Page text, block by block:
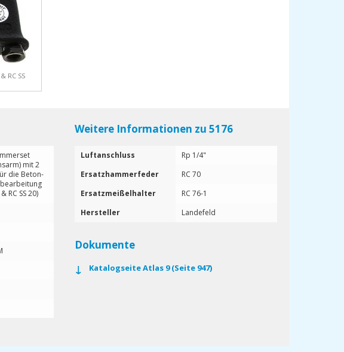
RC SS
mit 2
die Beton-
RC SS 20)
Weitere Informationen zu 5176
Luftanschluss
Rp 1/4"
Ersatzhammerfeder
RC 70
Ersatzmeißelhalter
RC 76-1
Hersteller
Landefeld
Dokumente
Katalogseite Atlas 9 (Seite 947)